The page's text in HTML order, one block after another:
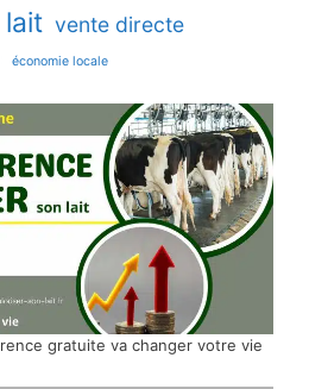
vente directe
économie locale
gratuite va changer votre vie